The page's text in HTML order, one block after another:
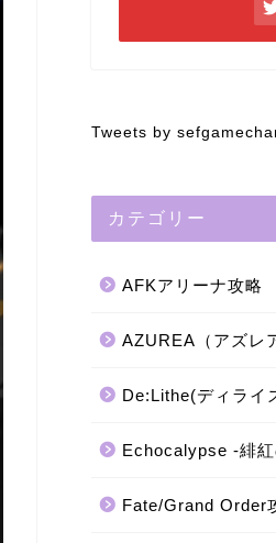
Tweets by
カテゴリー
AFKアリーナ攻略
AZUREA（アズレ
De:Lithe(ディライ
Echocalypse -緋
Fate/Grand Order